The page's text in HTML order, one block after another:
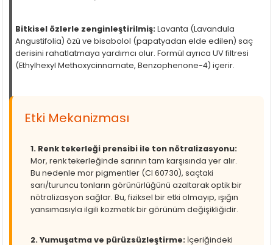
Bitkisel özlerle zenginleştirilmiş: Lavanta (Lavandula
Angustifolia) özü ve bisabolol (papatyadan elde edilen) saç
derisini rahatlatmaya yardımcı olur. Formül ayrıca UV filtresi
(Ethylhexyl Methoxycinnamate, Benzophenone-4) içerir.
Etki Mekanizması
1. Renk tekerleği prensibi ile ton nötralizasyonu:
Mor, renk tekerleğinde sarının tam karşısında yer alır.
Bu nedenle mor pigmentler (CI 60730), saçtaki
sarı/turuncu tonların görünürlüğünü azaltarak optik bir
nötralizasyon sağlar. Bu, fiziksel bir etki olmayıp, ışığın
yansımasıyla ilgili kozmetik bir görünüm değişikliğidir.
2. Yumuşatma ve pürüzsüzleştirme: İçeriğindeki